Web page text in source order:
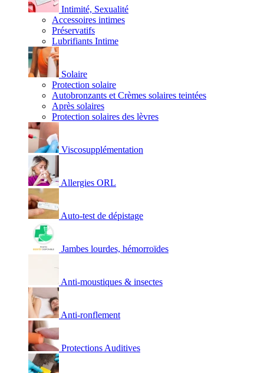
Intimité, Sexualité
Accessoires intimes
Préservatifs
Lubrifiants Intime
Solaire
Protection solaire
Autobronzants et Crèmes solaires teintées
Après solaires
Protection solaires des lèvres
Viscosupplémentation
Allergies ORL
Auto-test de dépistage
Jambes lourdes, hémorroïdes
Anti-moustiques & insectes
Anti-ronflement
Protections Auditives